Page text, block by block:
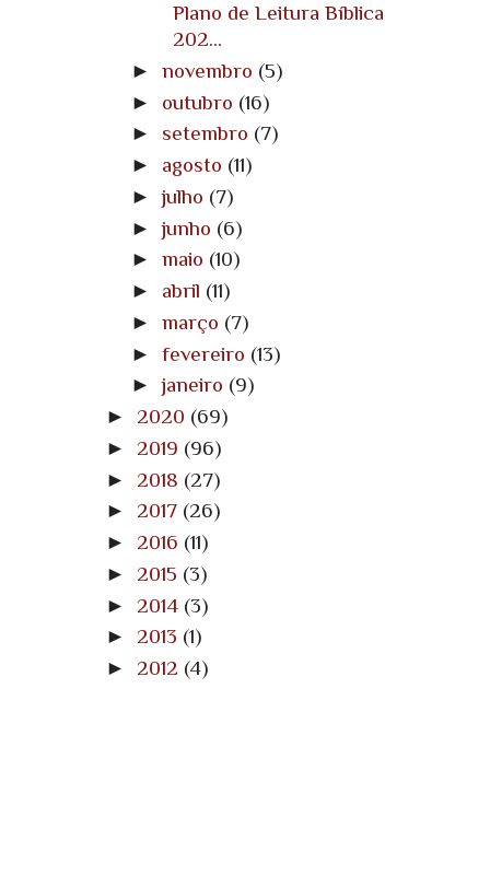
Plano de Leitura Bíblica
202...
► novembro (5)
► outubro (16)
► setembro (7)
► agosto (11)
►julho (7)
►junho (6)
► maio (10)
► abril (11)
► março (7)
► fevereiro (13)
►janeiro (9)
► 2020 (69)
► 2019 (96)
► 2018 (27)
► 2017 (26)
► 2016 (11)
► 2015 (3)
► 2014 (3)
► 2013 (1)
► 2012 (4)